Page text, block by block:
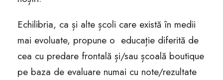
Echilibria, ca și alte școli care există în medii
mai evoluate, propune o educație diferită de
cea cu predare frontală și/sau școală boutique
pe baza de evaluare numai cu note/rezultate